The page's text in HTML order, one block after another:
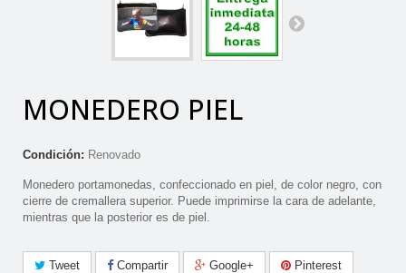
MONEDERO PIEL
Condición: Renovado
Monedero portamonedas, confeccionado en piel, de color negro, con
cierre de cremallera superior. Puede imprimirse la cara de adelante,
mientras que la posterior es de piel.
Tweet Compartir Google+ Pinterest